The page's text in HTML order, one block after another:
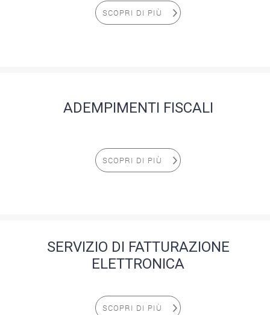
SCOPRI DI PIÙ
ADEMPIMENTI FISCALI
SCOPRI DI PIÙ
SERVIZIO DI FATTURAZIONE
ELETTRONICA
SCOPRI DI PIÙ